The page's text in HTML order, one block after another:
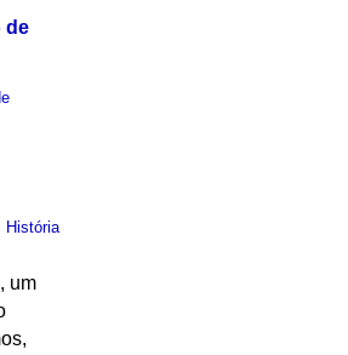
de
História
um